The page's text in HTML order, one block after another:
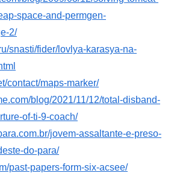
space-and-permgen-
2/
snasti/fider/lovlya-karasya-na-
contact/maps-marker/
blog/2021/11/12/total-disband-
of-ti-9-coach/
jovem-assaltante-e-preso-
do-para/
past-papers-form-six-acsee/